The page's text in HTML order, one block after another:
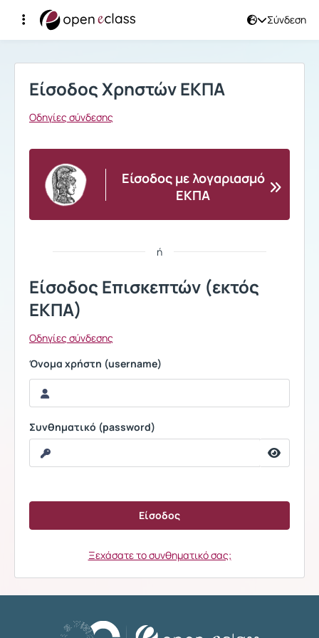
Σύνδεση
Σύνδεση
Είσοδος Χρηστών ΕΚΠΑ
Οδηγίες σύνδεσης
Είσοδος με λογαριασμό
ΕΚΠΑ
ή
Είσοδος Επισκεπτών (εκτός
ΕΚΠΑ)
Οδηγίες σύνδεσης
Όνομα χρήστη (username)
Συνθηματικό (password)
Ξεχάσατε το συνθηματικό σας;